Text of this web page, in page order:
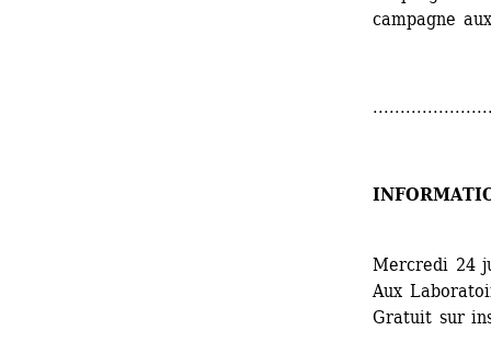
campagne
Mercredi 24
Aux
Gratuit sur